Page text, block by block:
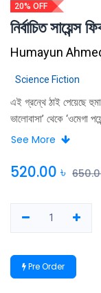
20% OFF
নির্বাচিত সায়েন্স
Humayun
Science Fiction
এই গ্রন্থে ঠাই পেয়েছে
ভালােবাসা’ থেকে
সায়েন্স ফিকশন ভক্ত মিলে
নেই।
See More
520.00 ৳
Pre Order